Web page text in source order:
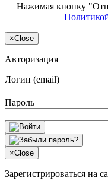
Нажимая кнопку
×Close
Авторизация
Логин (email)
Пароль
×Close
Зарегистрироваться на